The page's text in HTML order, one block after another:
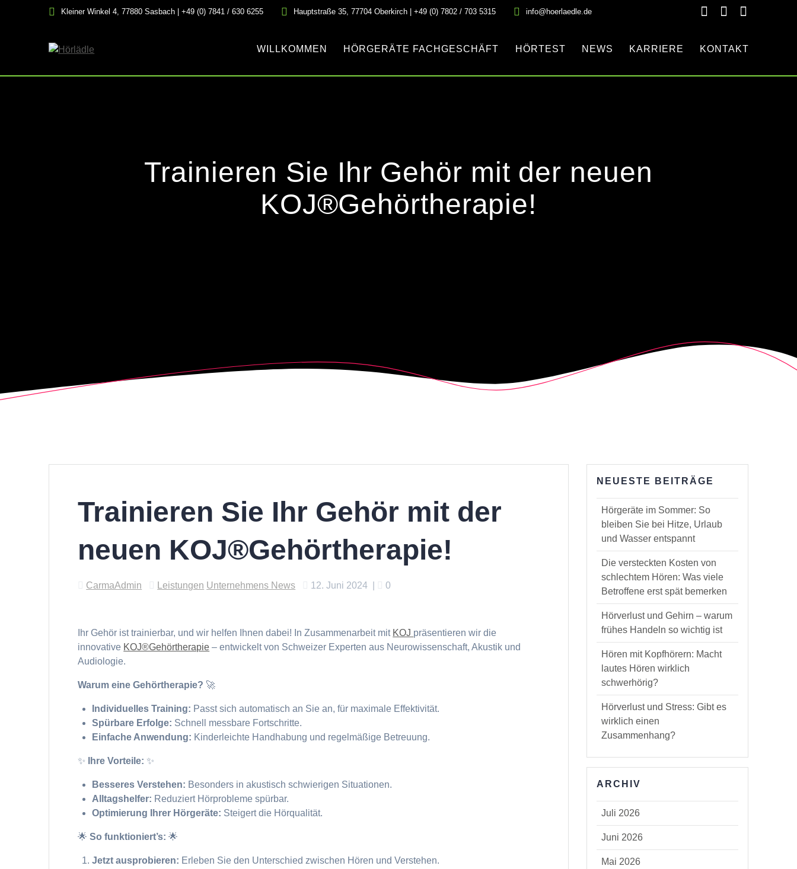
Kleiner Winkel 4, 77880 Sasbach | +49 (0) 7841 / 630 6255 Hauptstraße 35, 77704 Oberkirch | +49 (0) 7802 / 703 5315 info@hoerlaedle.de
WILLKOMMEN HÖRGERÄTE FACHGESCHÄFT HÖRTEST NEWS KARRIERE KONTAKT
Trainieren Sie Ihr Gehör mit der neuen
KOJ®Gehörtherapie!
Trainieren Sie Ihr Gehör mit der
neuen KOJ®Gehörtherapie!
CarmaAdmin Leistungen Unternehmens News 12. Juni 2024 0
Ihr Gehör ist trainierbar, und wir helfen Ihnen dabei! In Zusammenarbeit mit KOJ präsentieren wir die
innovative KOJ®Gehörtherapie – entwickelt von Schweizer Experten aus Neurowissenschaft, Akustik und
Audiologie.
Warum eine Gehörtherapie? 🚀
Individuelles Training: Passt sich automatisch an Sie an, für maximale Effektivität.
Spürbare Erfolge: Schnell messbare Fortschritte.
Einfache Anwendung: Kinderleichte Handhabung und regelmäßige Betreuung.
✨ Ihre Vorteile: ✨
Besseres Verstehen: Besonders in akustisch schwierigen Situationen.
Alltagshelfer: Reduziert Hörprobleme spürbar.
Optimierung Ihrer Hörgeräte: Steigert die Hörqualität.
🌟So funktioniert’s: 🌟
Jetzt ausprobieren: Erleben Sie den Unterschied zwischen Hören und Verstehen.
NEUESTE BEITRÄGE
Hörgeräte im Sommer: So
bleiben Sie bei Hitze, Urlaub
und Wasser entspannt
Die versteckten Kosten von
schlechtem Hören: Was viele
Betroffene erst spät bemerken
Hörverlust und Gehirn – warum
frühes Handeln so wichtig ist
Hören mit Kopfhörern: Macht
lautes Hören wirklich
schwerhörig?
Hörverlust und Stress: Gibt es
wirklich einen
Zusammenhang?
ARCHIV
Juli 2026
Juni 2026
Mai 2026